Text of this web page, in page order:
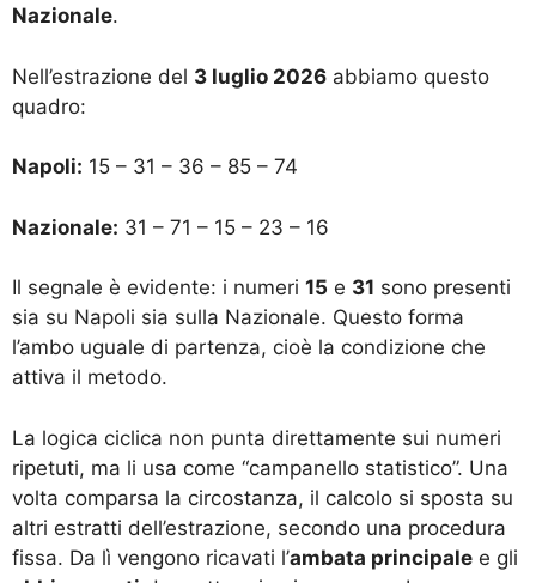
Nazionale.
Nell’estrazione del 3 luglio 2026 abbiamo questo
quadro:
Napoli: 15 – 31 – 36 – 85 – 74
Nazionale: 31 – 71 – 15 – 23 – 16
Il segnale è evidente: i numeri 15 e 31 sono presenti
sia su Napoli sia sulla Nazionale. Questo forma
l’ambo uguale di partenza, cioè la condizione che
attiva il metodo.
La logica ciclica non punta direttamente sui numeri
ripetuti, ma li usa come “campanello statistico”. Una
volta comparsa la circostanza, il calcolo si sposta su
altri estratti dell’estrazione, secondo una procedura
fissa. Da lì vengono ricavati l’ambata principale e gli